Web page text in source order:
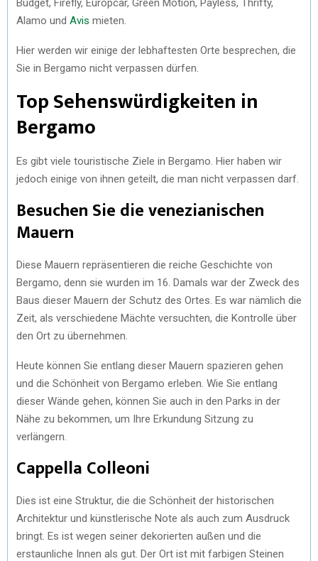
Alamo und Avis mieten.
Hier werden wir einige der lebhaftesten Orte besprechen, die
Sie in Bergamo nicht verpassen dürfen.
Top Sehenswürdigkeiten in
Bergamo
Es gibt viele touristische Ziele in Bergamo. Hier haben wir
jedoch einige von ihnen geteilt, die man nicht verpassen darf.
Besuchen Sie die venezianischen
Mauern
Diese Mauern repräsentieren die reiche Geschichte von
Bergamo, denn sie wurden im 16. Damals war der Zweck des
Baus dieser Mauern der Schutz des Ortes. Es war nämlich die
Zeit, als verschiedene Mächte versuchten, die Kontrolle über
den Ort zu übernehmen.
Heute können Sie entlang dieser Mauern spazieren gehen
und die Schönheit von Bergamo erleben. Wie Sie entlang
dieser Wände gehen, können Sie auch in den Parks in der
Nähe zu bekommen, um Ihre Erkundung Sitzung zu
verlängern.
Cappella Colleoni
Dies ist eine Struktur, die die Schönheit der historischen
Architektur und künstlerische Note als auch zum Ausdruck
bringt. Es ist wegen seiner dekorierten außen und die
erstaunliche Innen als gut. Der Ort ist mit farbigen Steinen